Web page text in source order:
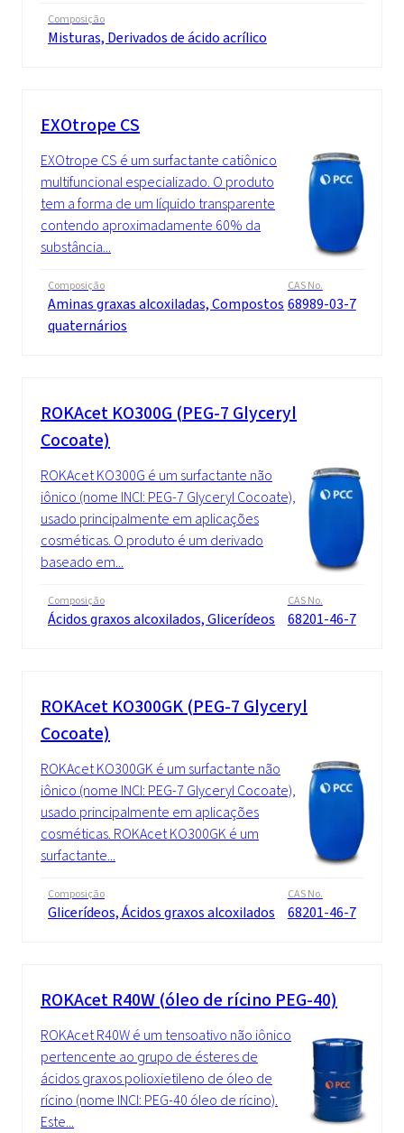
Composição
Misturas, Derivados de ácido acrílico
EXOtrope CS
EXOtrope CS é um surfactante catiônico
multifuncional especializado. O produto
tem a forma de um líquido transparente
contendo aproximadamente 60% da
substância...
Composição
Aminas graxas alcoxiladas, Compostos
quaternários
CAS No.
68989-03-7
ROKAcet KO300G (PEG-7 Glyceryl
Cocoate)
ROKAcet KO300G é um surfactante não
iônico (nome INCI: PEG-7 Glyceryl Cocoate),
usado principalmente em aplicações
cosméticas. O produto é um derivado
baseado em...
Composição
Ácidos graxos alcoxilados, Glicerídeos
CAS No.
68201-46-7
ROKAcet KO300GK (PEG-7 Glyceryl
Cocoate)
ROKAcet KO300GK é um surfactante não
iônico (nome INCI: PEG-7 Glyceryl Cocoate),
usado principalmente em aplicações
cosméticas. ROKAcet KO300GK é um
surfactante...
Composição
Glicerídeos, Ácidos graxos alcoxilados
CAS No.
68201-46-7
ROKAcet R40W (óleo de rícino PEG-40)
ROKAcet R40W é um tensoativo não iônico
pertencente ao grupo de ésteres de
ácidos graxos polioxietileno de óleo de
rícino (nome INCI: PEG-40 óleo de rícino).
Este...